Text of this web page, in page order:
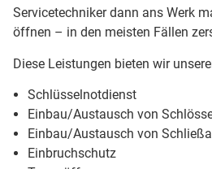
Servicetechniker dann ans Werk
öffnen – in den meisten Fällen
Diese Leistungen bieten wir
Schlüsselnotdienst
Einbau/Austausch von
Einbau/Austausch von
Einbruchschutz